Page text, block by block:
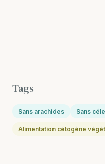
Tags
Sans arachides Sans
Alimentation cétogène